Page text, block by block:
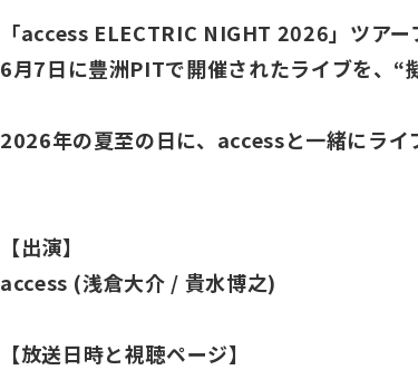
「access ELECTRIC NIGHT 2026」ツアー
6月7日に豊洲PITで開催されたライブを、“
2026年の夏至の日に、accessと一緒にラ
【出演】
access (浅倉大介 / 貴水博之)
【放送日時と視聴ページ】